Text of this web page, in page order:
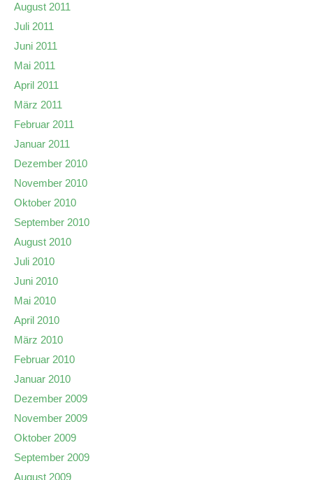
August 2011
Juli 2011
Juni 2011
Mai 2011
April 2011
März 2011
Februar 2011
Januar 2011
Dezember 2010
November 2010
Oktober 2010
September 2010
August 2010
Juli 2010
Juni 2010
Mai 2010
April 2010
März 2010
Februar 2010
Januar 2010
Dezember 2009
November 2009
Oktober 2009
September 2009
August 2009